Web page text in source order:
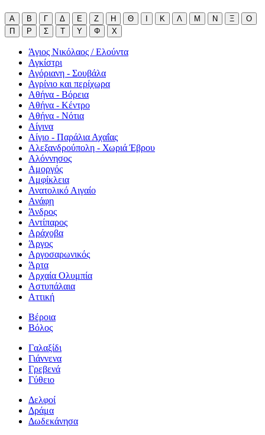
Α Β Γ Δ Ε Ζ Η Θ Ι Κ Λ Μ Ν Ξ
Ο
Π
Ρ Σ Τ Υ Φ Χ
Άγιος Νικόλαος / Ελούντα
Αγκίστρι
Αγόριανη - Σουβάλα
Αγρίνιο και περίχωρα
Αθήνα - Βόρεια
Αθήνα - Κέντρο
Αθήνα - Νότια
Αίγινα
Αίγιο - Παράλια Αχαΐας
Αλεξανδρούπολη - Χωριά Έβρου
Αλόννησος
Αμοργός
Αμφίκλεια
Ανατολικό Αιγαίο
Ανάφη
Άνδρος
Αντίπαρος
Αράχοβα
Άργος
Αργοσαρωνικός
Άρτα
Αρχαία Ολυμπία
Αστυπάλαια
Αττική
Βέροια
Βόλος
Γαλαξίδι
Γιάννενα
Γρεβενά
Γύθειο
Δελφοί
Δράμα
Δωδεκάνησα